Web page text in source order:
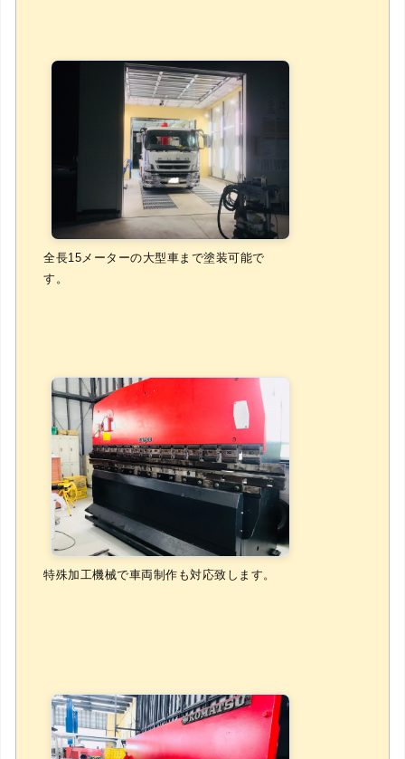
全長15メーターの大型車まで塗装可能で
す。
特殊加工機械で車両制作も対応致します。